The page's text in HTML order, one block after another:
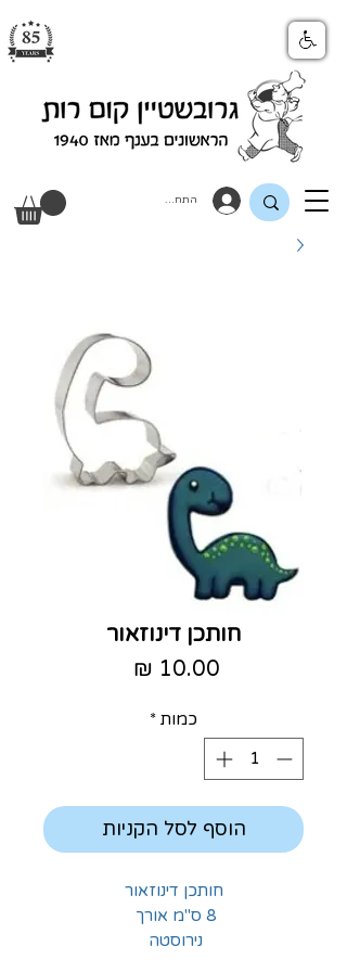
התחבר
חותכן דינוזאור
כמות *
הוסף לסל הקניות
חותכן דינוזאור
8 ס"מ אורך
נירוסטה